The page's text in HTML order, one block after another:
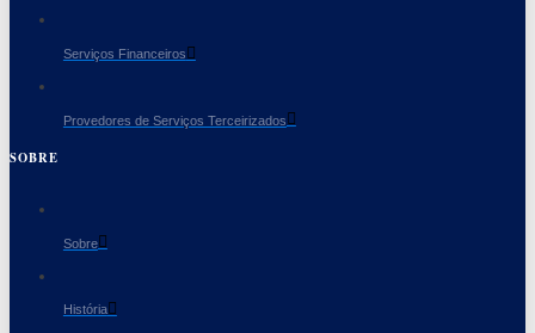
Serviços Financeiros
Provedores de Serviços Terceirizados
SOBRE
Sobre
História